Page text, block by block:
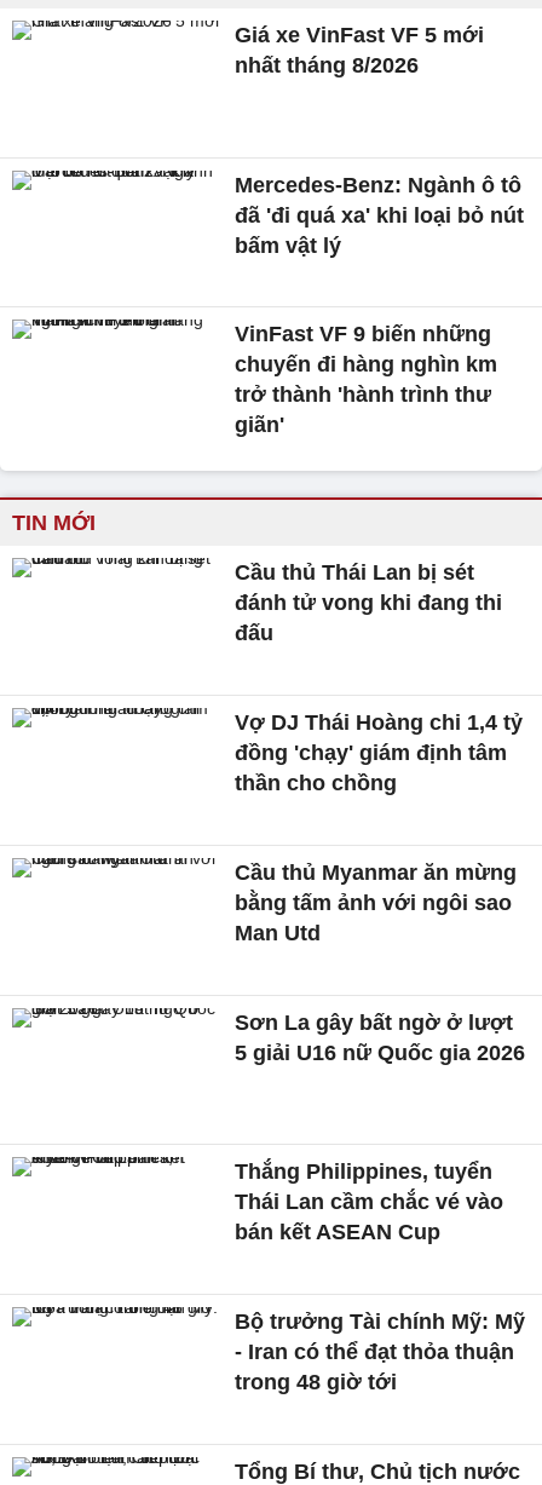
Giá xe VinFast VF 5 mới
nhất tháng 8/2026
Mercedes-Benz: Ngành ô tô
đã 'đi quá xa' khi loại bỏ nút
bấm vật lý
VinFast VF 9 biến những
chuyến đi hàng nghìn km
trở thành 'hành trình thư
giãn'
TIN MỚI
Cầu thủ Thái Lan bị sét
đánh tử vong khi đang thi
đấu
Vợ DJ Thái Hoàng chi 1,4 tỷ
đồng 'chạy' giám định tâm
thần cho chồng
Cầu thủ Myanmar ăn mừng
bằng tấm ảnh với ngôi sao
Man Utd
Sơn La gây bất ngờ ở lượt
5 giải U16 nữ Quốc gia 2026
Thắng Philippines, tuyển
Thái Lan cầm chắc vé vào
bán kết ASEAN Cup
Bộ trưởng Tài chính Mỹ: Mỹ
- Iran có thể đạt thỏa thuận
trong 48 giờ tới
Tổng Bí thư, Chủ tịch nước